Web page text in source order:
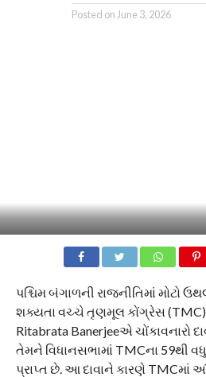
Posted on June 3, 2026
પશ્ચિમ બંગાળની રાજનીતિમાં મોટો
શક્યતા વચ્ચે તૃણમૂલ કોંગ્રેસ
Ritabrata Banerjeeએ ચોંકાવનારો
તેમને વિધાનસભામાં TMCના 59થી
પ્રાપ્ત છે. આ દાવાને કારણે